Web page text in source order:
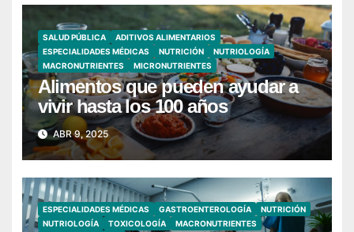
SALUD PÚBLICA
ADITIVOS ALIMENTARIOS
ESPECIALIDADES MÉDICAS
NUTRICIÓN
NUTRIOLOGÍA
MACRONUTRIENTES
MICRONUTRIENTES
Alimentos que pueden ayudar a
vivir hasta los 100 años
ABR 9, 2025
ESPECIALIDADES MÉDICAS GASTROENTEROLOGÍA
NUTRICIÓN
NUTRIOLOGÍA
TOXICOLOGÍA
MACRONUTRIENTES